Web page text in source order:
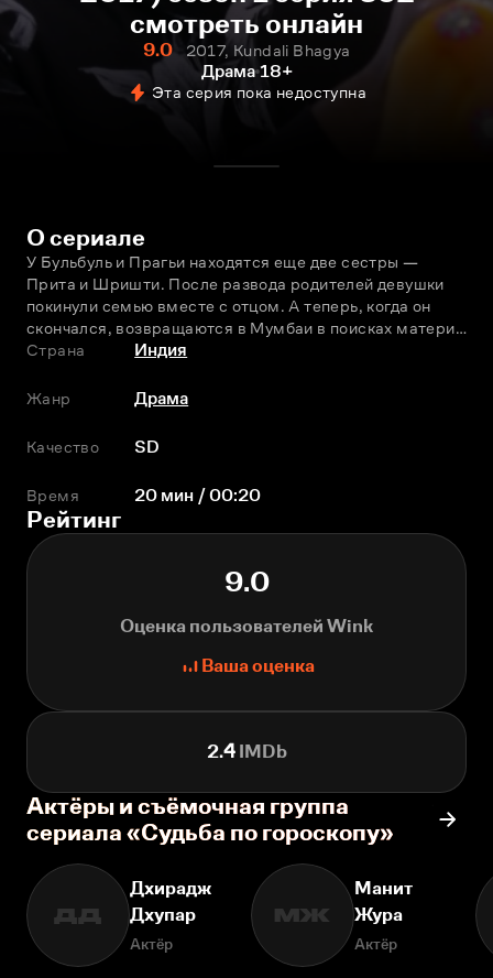
смотреть онлайн
9.0
2017, Kundali Bhagya
Драма 18+
Эта серия пока недоступна
О сериале
У Бульбуль и Прагьи находятся еще две сестры —
Прита и Шришти. После развода родителей девушки
покинули семью вместе с отцом. А теперь, когда он
скончался, возвращаются в Мумбаи в поисках матери…
Страна
Индия
Жанр Драма
Качество SD
Время 20 мин / 00:20
Рейтинг
9.0
Оценка пользователей Wink
Ваша оценка
2.4IMDb
Актёры и съёмочная группа
сериала «Судьба по гороскопу»
ДД
Дхирадж
Дхупар
Актёр
МЖ
Манит
Жура
Актёр